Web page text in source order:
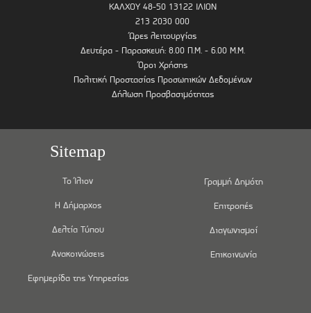
ΚΑΛΧΟΥ 48-50 13122 ΙΛΙΟΝ
213 2030 000
Ώρες λειτουργίας
Δευτέρα - Παρασκευή: 8.00 Π.Μ. - 6.00 Μ.Μ.
Όροι Χρήσης
Πολιτική Προστασίας Προσωπικών Δεδομένων
Δήλωση Προσβασιμότητας
Sitemap
Το Ίλιον
Η Δήμαρχος
Δελτία Τύπου
Ανακοινώσεις
Εφημερίδα της Υπηρεσίας
Γραμμή Δημότη
Επιτροπές
Διαγωνισμοί
Επικοινωνία